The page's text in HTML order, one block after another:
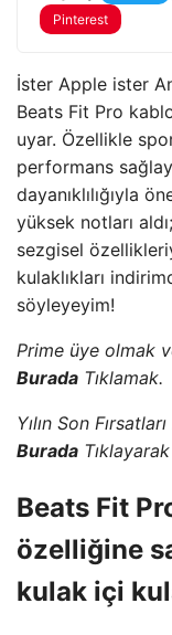
Pinterest
İster Apple ister
Beats Fit Pro
uyar. Özellikle
performans
dayanıklılığıyla
yüksek notları
sezgisel
kulaklıkları
söyleyeyim!
Prime üye olmak
Burada Tıklamak.
Yılın Son
Burada
Beats Fit
özelliğine
kulak içi